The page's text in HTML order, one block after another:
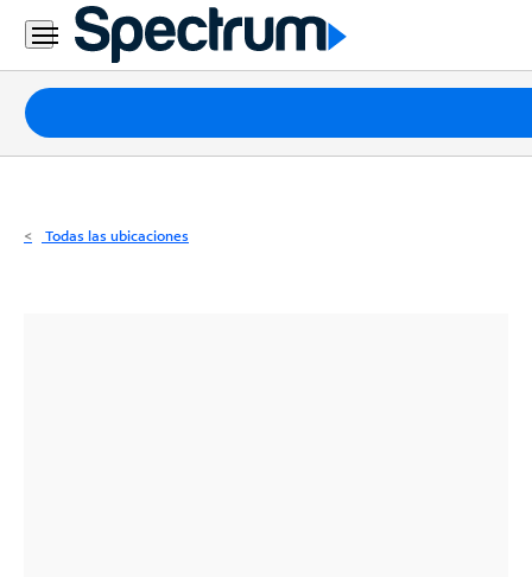
Residencial
Business
Paquetes
Internet
Todas las ubicaciones